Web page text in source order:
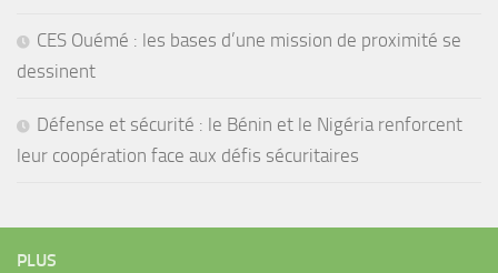
CES Ouémé : les bases d’une mission de proximité se
dessinent
Défense et sécurité : le Bénin et le Nigéria renforcent
leur coopération face aux défis sécuritaires
PLUS